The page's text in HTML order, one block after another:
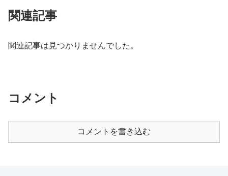
関連記事
関連記事は見つかりませんでした。
コメント
コメントを書き込む